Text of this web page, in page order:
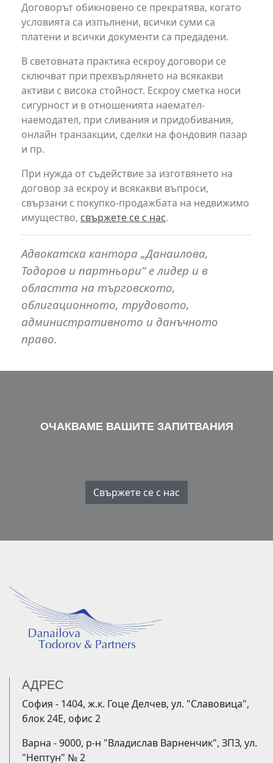
Договорът обикновено се прекратява, когато
условията са изпълнени, всички суми са
платени и всички документи са предадени.
В световната практика ескроу договори се
сключват при прехвърлянето на всякакви
активи с висока стойност. Ескроу сметка носи
сигурност и в отношенията наемател-
наемодател, при сливания и придобивания,
онлайн транзакции, сделки на фондовия пазар
и пр.
При нужда от съдействие за изготвянето на
договор за ескроу и всякакви въпроси,
свързани с покупко-продажбата на недвижимо
имущество, свържете се с нас.
Адвокатска кантора „Данаилова,
Тодоров и партньори“ е лидер и в
областта на търговското,
облигационното, трудовото,
административното и данъчното
право.
ОЧАКВАМЕ ВАШИТЕ ЗАПИТВАНИЯ
Свържете се с нас
АДРЕС
София - 1404, ж.к. Гоце Делчев, ул. "Славовица",
блок 24Е, офис 2
Варна - 9000, р-н "Владислав Варненчик", ЗПЗ, ул.
"Нептун" № 2